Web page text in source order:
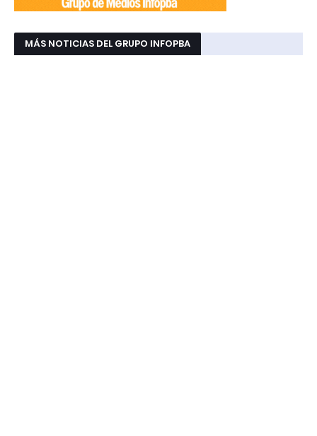
MÁS NOTICIAS DEL GRUPO INFOPBA